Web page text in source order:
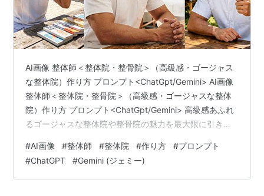
AI画像 整体師＜整体院・整骨院＞（高級感・ゴージャス
な整体院）作り方 プロンプト<ChatGpt/Gemini> AI画像
整体師＜整体院・整骨院＞（高級感・ゴージャスな整体
院）作り方 プロンプト<ChatGpt/Gemini> 高級感あふれ
るゴージャスな整体院や整骨院の魅力を最大限に引き出
集客力を飛躍的に向上させることができます。この記事
では、AI画像生成ツールであるChatGPTやGeminiを活用
して、ワンランク上の洗練された整体師や院内の様子を
#AI画像 #整体師 #整体院 #作り方 #プロンプト
#ChatGPT #Gemini (ジェミー)